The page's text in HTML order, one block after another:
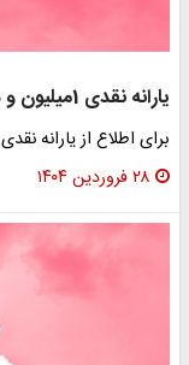
یارانه نقدی 1میلیون و 300 هزار تومانی واریز شد
برای اطلاع از یارانه نقدی 1میلیون و 300 هزار تومانی مطلب زیر را بخوانید.
۲۸ فروردین ۱۴۰۴